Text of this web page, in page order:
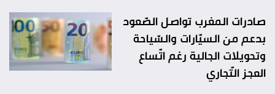
صادرات المغرب تواصل الصّعود
بدعم من السيّارات والسّياحة
وتحويلات الجالية رغم اتّساع
العجز التّجاري